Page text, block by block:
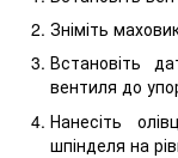
Зніміть
Встановіть
вентиля до
Нанесіть
шпінделя на